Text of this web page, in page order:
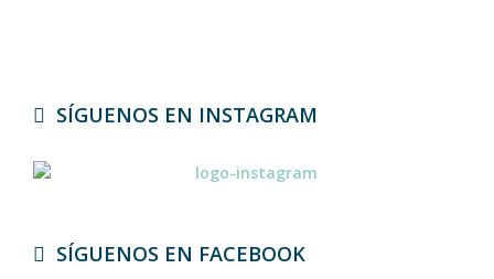
SÍGUENOS EN INSTAGRAM
SÍGUENOS EN FACEBOOK